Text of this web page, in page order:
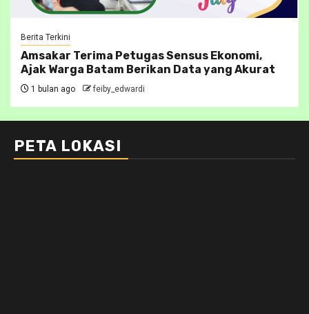
Berita Terkini
Amsakar Terima Petugas Sensus Ekonomi,
Ajak Warga Batam Berikan Data yang Akurat
1 bulan ago feiby_edwardi
PETA LOKASI